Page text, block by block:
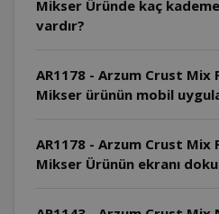
Mikser Üründe kaç
vardır?
AR1178 - Arzum Crust Mix
Mikser ürünün mobil
AR1178 - Arzum Crust Mix
Mikser Ürünün ekranı